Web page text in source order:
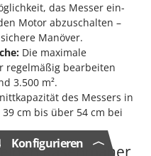
das Messer ein-
Motor abzuschalten –
Manöver.
Die maximale
regelmäßig bearbeiten
3.500 m².
des Messers in
cm bis über 54 cm bei
Rasenmäher
Konfigurieren